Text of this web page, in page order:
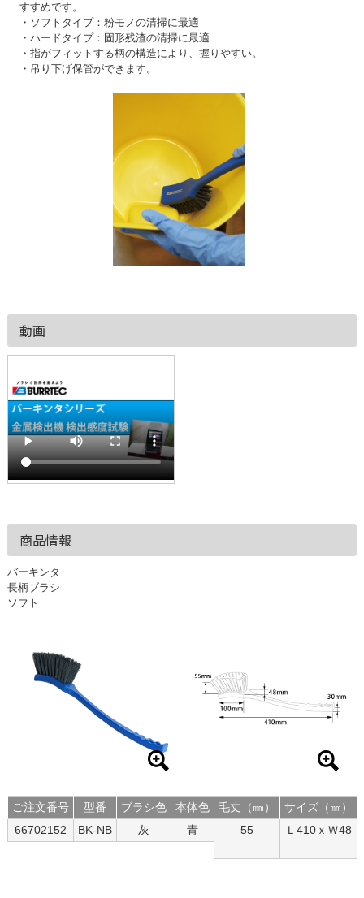
すすめです。
・ソフトタイプ：粉モノの清掃に最適
・ハードタイプ：固形残渣の清掃に最適
・指がフィットする柄の構造により、握りやすい。
・吊り下げ保管ができます。
動画
商品情報
バーキンタ
長柄ブラシ
ソフト
ご注文番号 型番 ブラシ色
本体色
66702152
BK-NB 灰 青
毛丈（㎜） サイズ（㎜）
55
Ｌ410ｘＷ48